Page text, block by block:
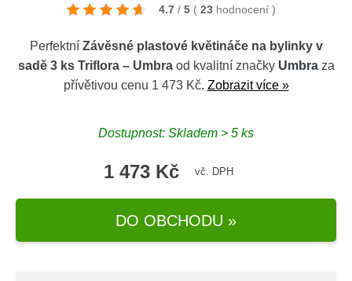
4.7 / 5 ( 23 hodnocení )
Perfektní Závěsné plastové květináče na bylinky v
sadě 3 ks Triflora – Umbraod kvalitní značky Umbraza
přívětivou cenu 1 473 Kč. Zobrazit více »
Dostupnost: Skladem > 5 ks
1 473 Kč vč. DPH
DO OBCHODU »